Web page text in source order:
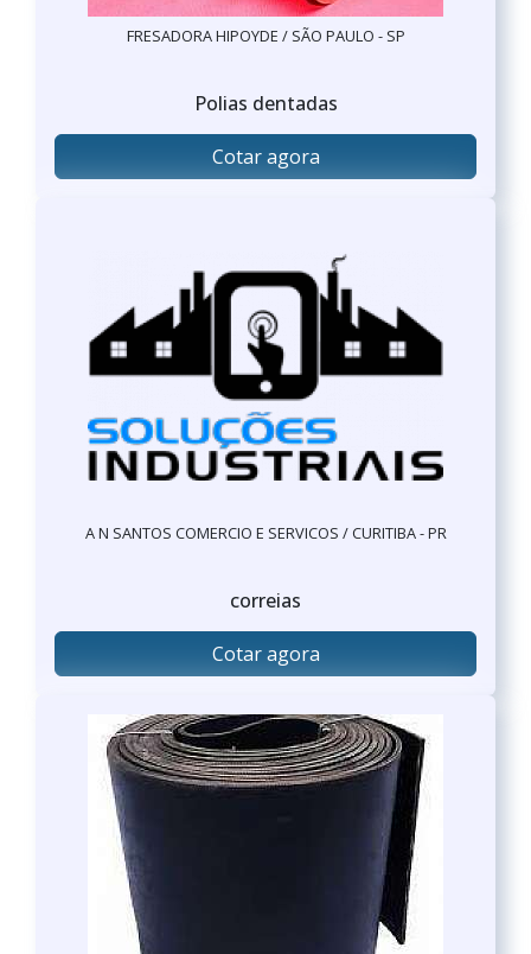
FRESADORA HIPOYDE / SÃO PAULO - SP
Polias dentadas
Cotar agora
A N SANTOS COMERCIO E SERVICOS / CURITIBA - PR
correias
Cotar agora